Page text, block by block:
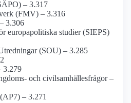
– 3.317
(FMV) – 3.316
3.306
europa­politiska studier (SIEPS)
(SOU) – 3.285
3.279
och civilsamhälles­frågor –
– 3.271